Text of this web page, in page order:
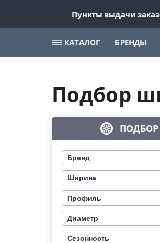
Пункты выдачи
КАТАЛОГ БРЕНДЫ
Подбор
Бренд
Ширина
Профиль
Диаметр
Сезонность